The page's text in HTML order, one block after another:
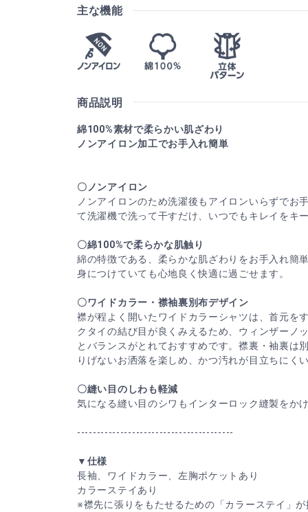
主な機能
商品説明
綿100%素材で柔らかい肌ざわり
ノンアイロン加工でお手入れ簡単
〇ノンアイロン
ノンアイロンのため洗濯後もアイロンいらずでお
て洗濯機で洗って干すだけ、いつでもキレイをキ
〇綿100%で柔らかな肌触り
綿の特徴である、柔らかな肌ざわりをお手入れ簡
身につけていても心地良く快適に過ごせます。
〇ワイドカラー・襟袖裏別布デザイン
襟が程よく開いたワイドカラーシャツは、首元を
クタイの結び目が良くみえるため、ウィンザーノ
とバランスがとれておすすめです。襟裏・袖裏は
りげないお洒落を楽しめ、かつ汚れが目立ちにく
〇縫い目のしわも軽減
気になる縫い目のシワもインターロック縫製をか
----------------------------------------
▼仕様
長袖、ワイドカラー、左胸ポケットあり
カラーステイあり
※襟先に張りをもたせるための「カラーステイ」